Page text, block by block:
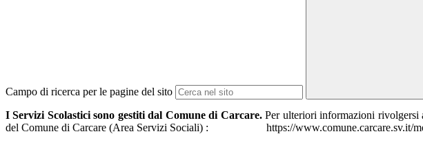
Campo di ricerca per le pagine del sito
I Servizi Scolastici sono gestiti dal Comune di Carcare.Per ulteriori informazioni
del Comune di Carcare (Area Servizi Sociali) : https://www.comune.carcare.sv.it/